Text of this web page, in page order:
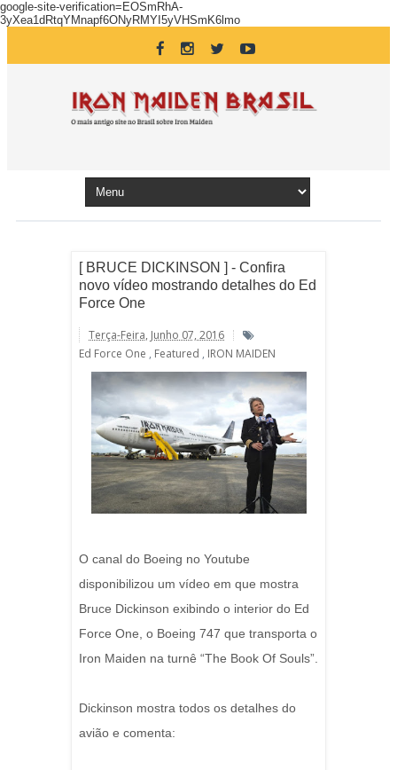
google-site-verification=EOSmRhA-
3yXea1dRtqYMnapf6ONyRMYI5yVHSmK6lmo
[ BRUCE DICKINSON ] - Confira
novo vídeo mostrando detalhes do Ed
Force One
Terça-Feira, Junho 07, 2016
Ed Force One , Featured , IRON MAIDEN
O canal do Boeing no Youtube
disponibilizou um vídeo em que mostra
Bruce Dickinson exibindo o interior do Ed
Force One, o Boeing 747 que transporta o
Iron Maiden na turnê “The Book Of Souls”.
Dickinson mostra todos os detalhes do
avião e comenta: